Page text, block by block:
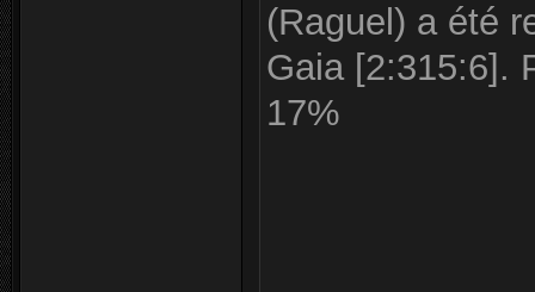
(Raguel) a été
Gaia [2:315:6].
17%